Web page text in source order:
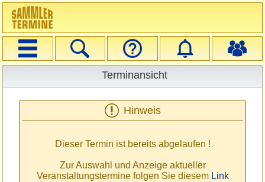
Erweiterte Suche
Login
Registrieren
Navigation
Startseite
Terminansicht
Hinweis
Dieser Termin ist bereits abgelaufen !
Zur Auswahl und Anzeige aktueller
Veranstaltungstermine folgen Sie diesem Link